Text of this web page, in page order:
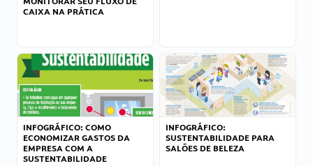
CAIXA NA PRÁTICA
INFOGRÁFICO: COMO
ECONOMIZAR GASTOS DA
EMPRESA COM A
SUSTENTABILIDADE
INFOGRÁFICO:
SUSTENTABILIDADE PARA
SALÕES DE BELEZA